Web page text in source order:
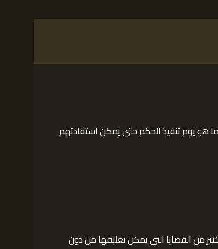
هو يوم تنفيذ الحكم حتى يمكن استفادتهم
من القضايا التي يمكن تعليقها من دون